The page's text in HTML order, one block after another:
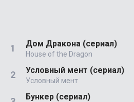
Дом Дракона (сериал)
House of the Dragon
Условный мент (сериал)
Условный мент
Бункер (сериал)